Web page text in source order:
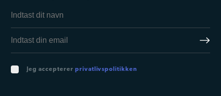
Jeg accepterer privatlivspolitikken